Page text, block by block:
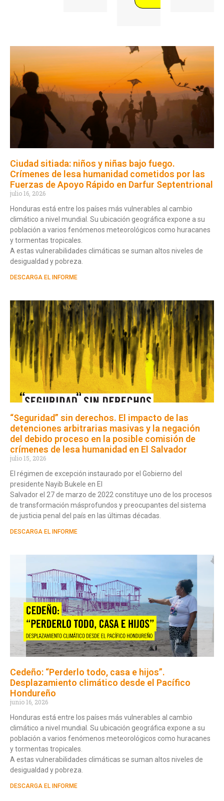
Ciudad sitiada: niños y niñas bajo fuego.
Crímenes de lesa humanidad cometidos por las
Fuerzas de Apoyo Rápido en Darfur Septentrional
julio 16, 2026
Honduras está entre los países más vulnerables al cambio
climático a nivel mundial. Su ubicación geográfica expone a su
población a varios fenómenos meteorológicos como huracanes
y tormentas tropicales.
A estas vulnerabilidades climáticas se suman altos niveles de
desigualdad y pobreza.
DESCARGA EL INFORME
“Seguridad” sin derechos. El impacto de las
detenciones arbitrarias masivas y la negación
del debido proceso en la posible comisión de
crímenes de lesa humanidad en El Salvador
julio 15, 2026
El régimen de excepción instaurado por el Gobierno del
presidente Nayib Bukele en El
Salvador el 27 de marzo de 2022 constituye uno de los procesos
de transformación másprofundos y preocupantes del sistema
de justicia penal del país en las últimas décadas.
DESCARGA EL INFORME
Cedeño: “Perderlo todo, casa e hijos”.
Desplazamiento climático desde el Pacífico
Hondureño
junio 16, 2026
Honduras está entre los países más vulnerables al cambio
climático a nivel mundial. Su ubicación geográfica expone a su
población a varios fenómenos meteorológicos como huracanes
y tormentas tropicales.
A estas vulnerabilidades climáticas se suman altos niveles de
desigualdad y pobreza.
DESCARGA EL INFORME